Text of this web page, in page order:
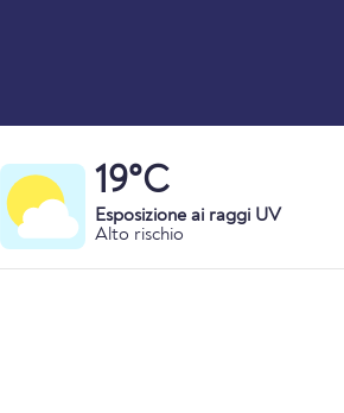
19°C
Esposizione ai raggi UV
Alto rischio